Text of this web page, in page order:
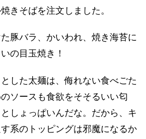
きそばを注文しました。
豚バラ、かいわれ、焼き海苔に
の目玉焼き！
した太麺は、侮れない食べごた
ソースも食欲をそそるいい匂
しょっぱいんだな。だから、キ
系のトッピングは邪魔になるか